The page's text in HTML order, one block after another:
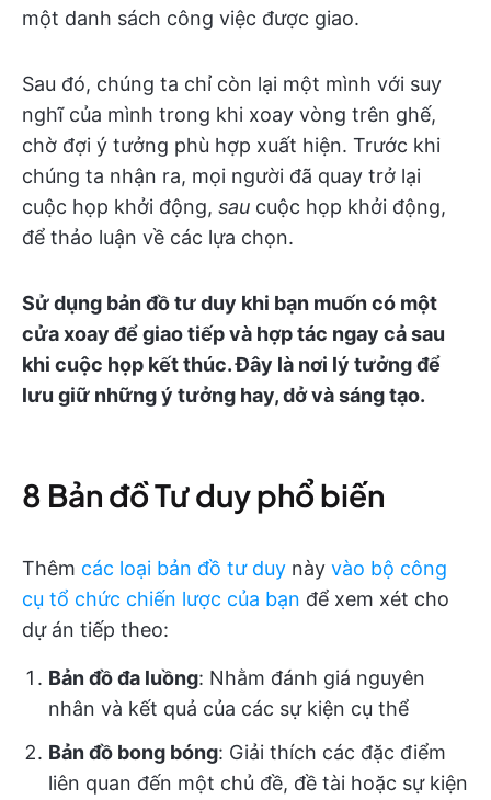
một danh sách công việc được giao.
Sau đó, chúng ta chỉ còn lại một mình với suy
nghĩ của mình trong khi xoay vòng trên ghế,
chờ đợi ý tưởng phù hợp xuất hiện. Trước khi
chúng ta nhận ra, mọi người đã quay trở lại
cuộc họp khởi động, sau cuộc họp khởi động,
để thảo luận về các lựa chọn.
Sử dụng bản đồ tư duy khi bạn muốn có một
cửa xoay để giao tiếp và hợp tác ngay cả sau
khi cuộc họp kết thúc. Đây là nơi lý tưởng để
lưu giữ những ý tưởng hay, dở và sáng tạo.
8 Bản đồ Tư duy phổ biến
Thêm các loại bản đồ tư duy này vào bộ công
cụ tổ chức chiến lược của bạn để xem xét cho
dự án tiếp theo:
Bản đồ đa luồng: Nhằm đánh giá nguyên
nhân và kết quả của các sự kiện cụ thể
Bản đồ bong bóng: Giải thích các đặc điểm
liên quan đến một chủ đề, đề tài hoặc sự kiện